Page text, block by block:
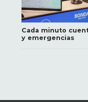
Cada minuto
y emergencias